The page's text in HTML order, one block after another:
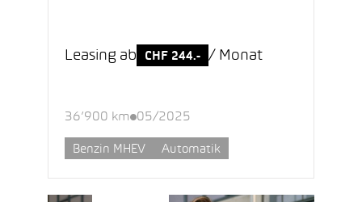
Leasing ab CHF 244.- / Monat
36’900 km 05/2025
Benzin MHEV Automatik